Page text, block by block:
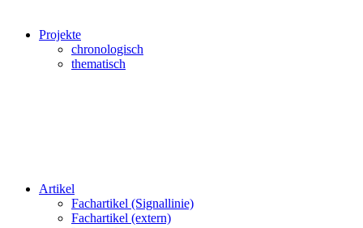
Projekte
chronologisch
thematisch
Artikel
Fachartikel (Signallinie)
Fachartikel (extern)